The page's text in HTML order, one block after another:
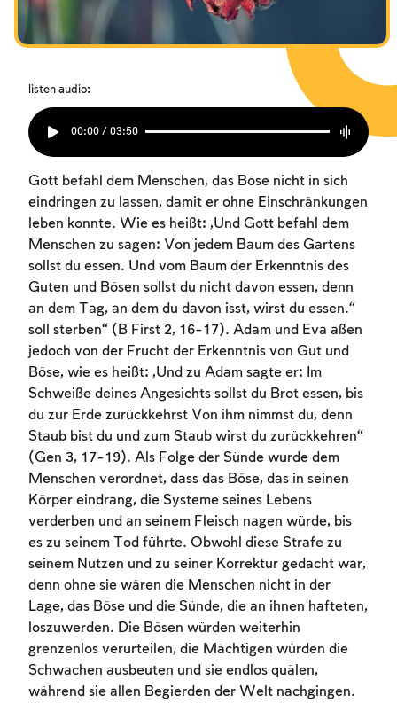
Das Fasten der Zerstörung
Amtseinführung
Das Fasten der Zerstörung
Amtseinführung
listen audio:
00:00 / 03:50
Gott befahl dem Menschen, das Böse nicht in sich
eindringen zu lassen, damit er ohne Einschränkungen
leben konnte. Wie es heißt: „Und Gott befahl dem
Menschen zu sagen: Von jedem Baum des Gartens
sollst du essen. Und vom Baum der Erkenntnis des
Guten und Bösen sollst du nicht davon essen, denn
an dem Tag, an dem du davon isst, wirst du essen.“
soll sterben“ (B First 2, 16-17). Adam und Eva aßen
jedoch von der Frucht der Erkenntnis von Gut und
Böse, wie es heißt: „Und zu Adam sagte er: Im
Schweiße deines Angesichts sollst du Brot essen, bis
du zur Erde zurückkehrst Von ihm nimmst du, denn
Staub bist du und zum Staub wirst du zurückkehren“
(Gen 3, 17-19). Als Folge der Sünde wurde dem
Menschen verordnet, dass das Böse, das in seinen
Körper eindrang, die Systeme seines Lebens
verderben und an seinem Fleisch nagen würde, bis
es zu seinem Tod führte. Obwohl diese Strafe zu
seinem Nutzen und zu seiner Korrektur gedacht war,
denn ohne sie wären die Menschen nicht in der
Lage, das Böse und die Sünde, die an ihnen hafteten,
loszuwerden. Die Bösen würden weiterhin
grenzenlos verurteilen, die Mächtigen würden die
Schwachen ausbeuten und sie endlos quälen,
während sie allen Begierden der Welt nachgingen.
Das Fasten der Zerstörung
Amtseinführung